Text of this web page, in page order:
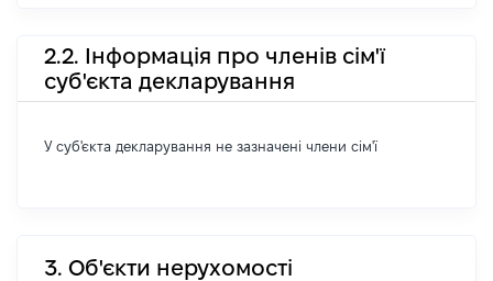
2.2. Інформація про членів сім'ї
суб'єкта декларування
У суб'єкта декларування не зазначені члени сім'ї
3. Об'єкти нерухомості